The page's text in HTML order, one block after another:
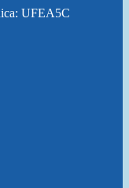
UFEA5C